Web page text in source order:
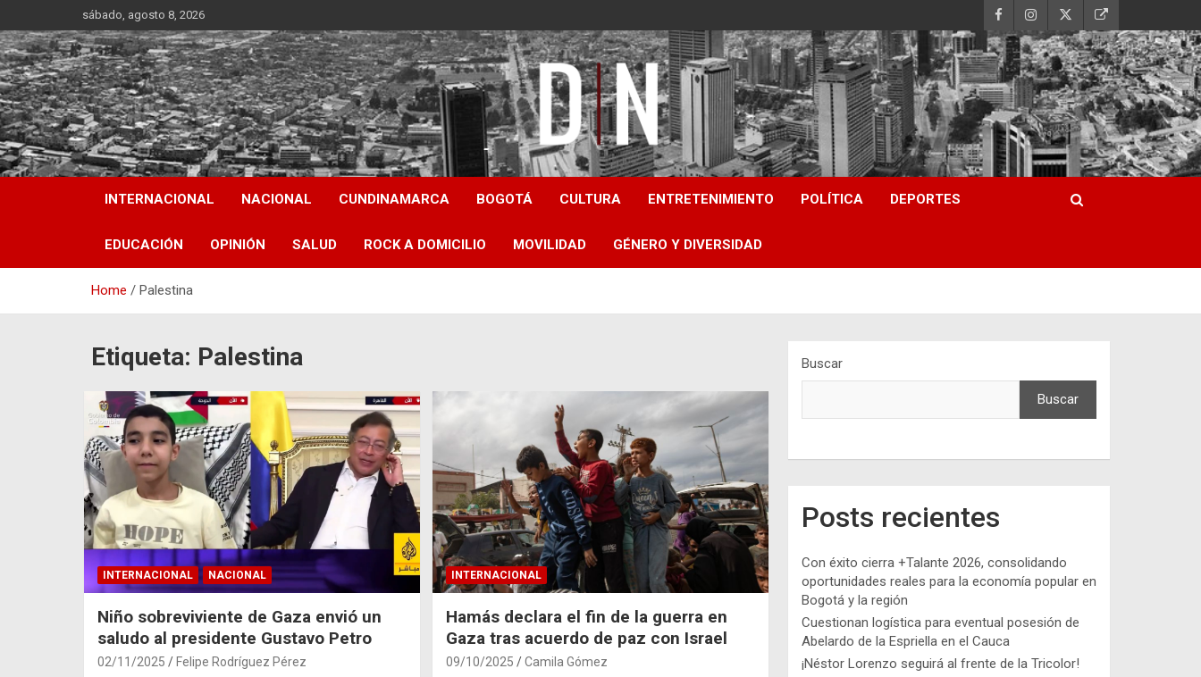
to
content
sábado, agosto 8, 2026
Diámetro Noticias
INTERNACIONAL NACIONAL CUNDINAMARCA BOGOTÁ CULTURA ENTRETENIMIENTO POLÍTICA DEPORTES
EDUCACIÓN OPINIÓN SALUD ROCK A DOMICILIO MOVILIDAD GÉNERO Y DIVERSIDAD
Home Palestina
Etiqueta: Palestina
INTERNACIONAL NACIONAL
Niño sobreviviente de Gaza envió un
saludo al presidente Gustavo Petro
02/11/2025 Felipe Rodríguez Pérez
INTERNACIONAL
Hamás declara el fin de la guerra en
Gaza tras acuerdo de paz con Israel
09/10/2025 Camila Gómez
Buscar
Buscar
Posts recientes
Con éxito cierra +Talante 2026, consolidando
oportunidades reales para la economía popular en
Bogotá y la región
Cuestionan logística para eventual posesión de
Abelardo de la Espriella en el Cauca
¡Néstor Lorenzo seguirá al frente de la Tricolor!